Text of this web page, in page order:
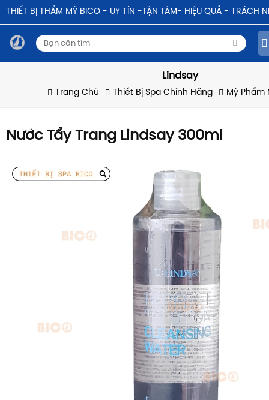
THIẾT BỊ THẨM MỸ BICO - UY TÍN -TẬN TÂM- HIỆU QUẢ - TRÁCH
Lindsay
Trang Chủ Thiết Bị Spa Chính Hãng Mỹ Phẩm
Nước Tẩy Trang Lindsay 300ml